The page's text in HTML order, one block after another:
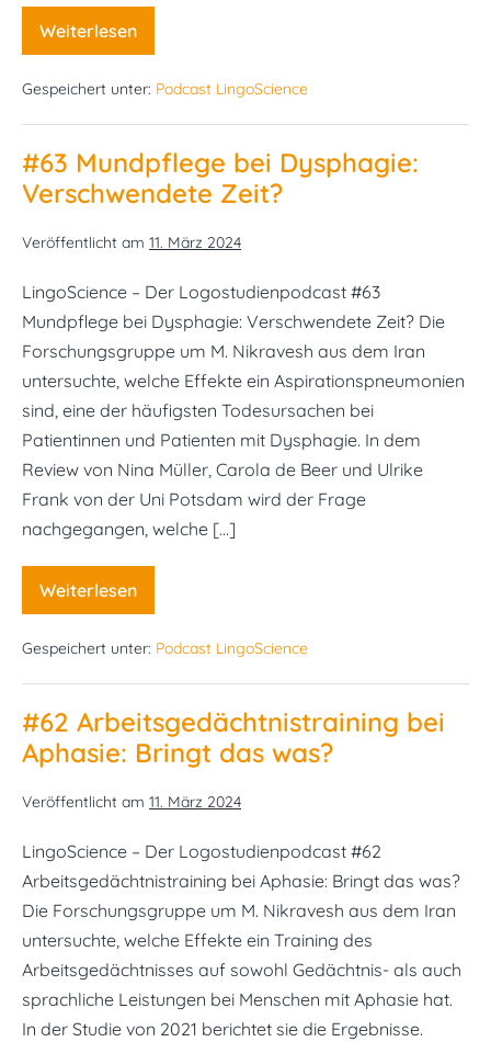
Weiterlesen
#64
Semantiktherapie
kindlichen
–
es
Generalisierungen?
Gespeichert unter: Podcast LingoScience
#63 Mundpflege bei Dysphagie:
Verschwendete Zeit?
Veröffentlicht am 11. März 2024
LingoScience – Der Logostudienpodcast #63
Mundpflege bei Dysphagie: Verschwendete Zeit? Die
Forschungsgruppe um M. Nikravesh aus dem Iran
untersuchte, welche Effekte ein Aspirationspneumonien
sind, eine der häufigsten Todesursachen bei
Patientinnen und Patienten mit Dysphagie. In dem
Review von Nina Müller, Carola de Beer und Ulrike
Frank von der Uni Potsdam wird der Frage
nachgegangen, welche […]
Weiterlesen
#63
Mundpflege
Dysphagie:
Zeit?
Gespeichert unter: Podcast LingoScience
#62 Arbeitsgedächtnistraining bei
Aphasie: Bringt das was?
Veröffentlicht am 11. März 2024
LingoScience – Der Logostudienpodcast #62
Arbeitsgedächtnistraining bei Aphasie: Bringt das was?
Die Forschungsgruppe um M. Nikravesh aus dem Iran
untersuchte, welche Effekte ein Training des
Arbeitsgedächtnisses auf sowohl Gedächtnis- als auch
sprachliche Leistungen bei Menschen mit Aphasie hat.
In der Studie von 2021 berichtet sie die Ergebnisse.